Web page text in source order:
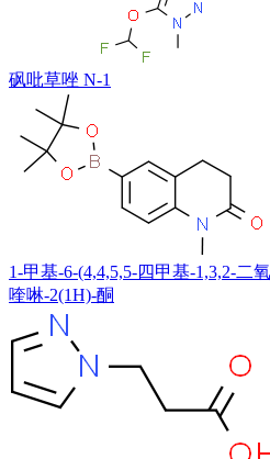
砜吡草唑 N-1
1-甲基-6-(4,4,5,5-四甲基-1,3,2-二
喹啉-2(1H)-酮